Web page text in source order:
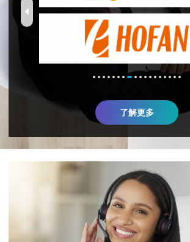
了解更多